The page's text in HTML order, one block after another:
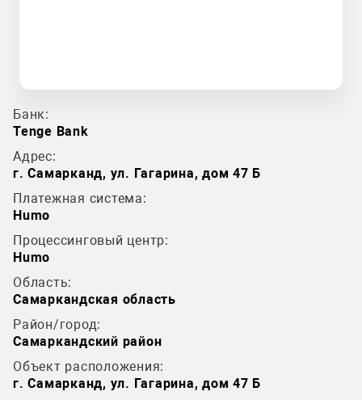
Банк:
Tenge Bank
Адрес:
г. Самарканд, ул. Гагарина, дом 47 Б
Платежная система:
Humo
Процессинговый центр:
Humo
Область:
Самаркандская область
Район/город:
Самаркандский район
Объект расположения:
г. Самарканд, ул. Гагарина, дом 47 Б